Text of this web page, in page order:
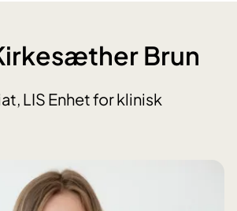
Brun
LIS Enhet for klinisk